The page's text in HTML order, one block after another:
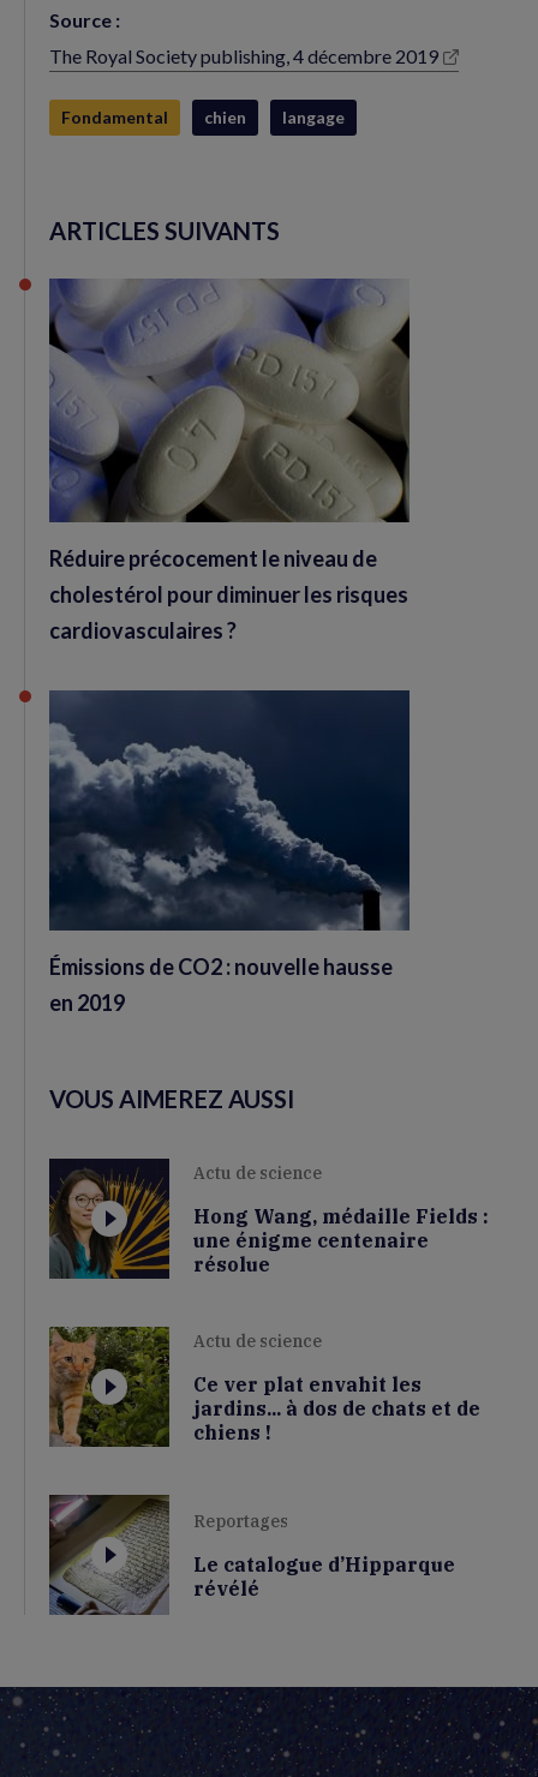
Source :
The Royal Society publishing, 4 décembre 2019
(nouvelle
Fondamental chien langage
ARTICLES SUIVANTS
Réduire précocement le niveau de
cholestérol pour diminuer les risques
cardiovasculaires ?
Émissions de CO2 : nouvelle hausse
en 2019
VOUS AIMEREZ AUSSI
Actu de science
Hong Wang, médaille Fields :
une énigme centenaire
résolue
Actu de science
Ce ver plat envahit les
jardins... à dos de chats et de
chiens !
Reportages
Le catalogue d’Hipparque
révélé